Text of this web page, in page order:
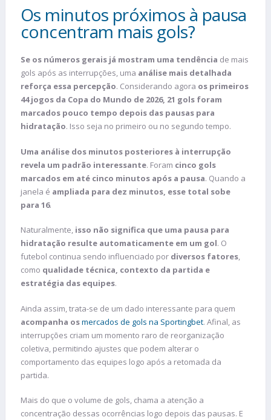
Os minutos próximos à pausa
concentram mais gols?
Se os números gerais já mostram uma tendência de mais
gols após as interrupções, uma análise mais detalhada
reforça essa percepção. Considerando agora os primeiros
44 jogos da Copa do Mundo de 2026, 21 gols foram
marcados pouco tempo depois das pausas para
hidratação. Isso seja no primeiro ou no segundo tempo.
Uma análise dos minutos posteriores à interrupção
revela um padrão interessante. Foram cinco gols
marcados em até cinco minutos após a pausa. Quando a
janela é ampliada para dez minutos, esse total sobe
para 16.
Naturalmente, isso não significa que uma pausa para
hidratação resulte automaticamente em um gol. O
futebol continua sendo influenciado por diversos fatores,
como qualidade técnica, contexto da partida e
estratégia das equipes.
Ainda assim, trata-se de um dado interessante para quem
acompanha osmercados de gols na Sportingbet. Afinal, as
interrupções criam um momento raro de reorganização
coletiva, permitindo ajustes que podem alterar o
comportamento das equipes logo após a retomada da
partida.
Mais do que o volume de gols, chama a atenção a
concentração dessas ocorrências logo depois das pausas. E